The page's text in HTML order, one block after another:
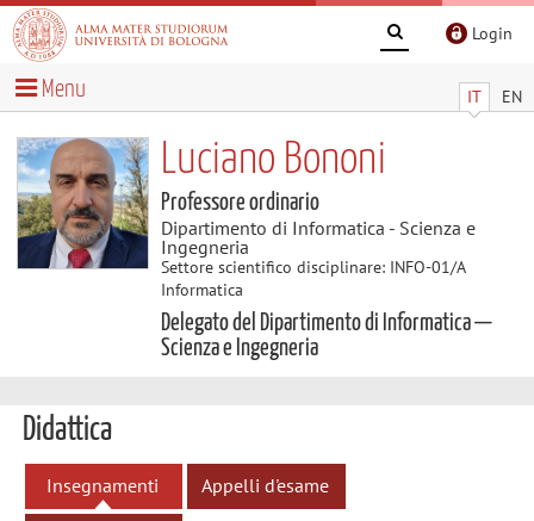
Login
IT EN
Menu
Luciano Bononi
Professore ordinario
Dipartimento di Informatica - Scienza e
Ingegneria
Settore scientifico disciplinare: INFO-01/A
Informatica
Delegato del Dipartimento di Informatica —
Scienza e Ingegneria
Didattica
Insegnamenti Appelli d'esame